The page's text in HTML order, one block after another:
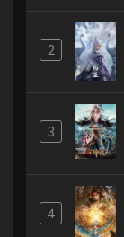
2
3
4